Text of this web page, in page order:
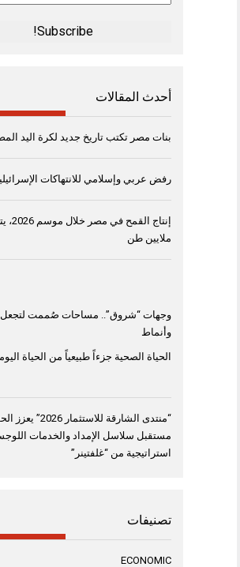
Address
أحدث المقالات
بنات مصر تكتب تاريخ جديد لكرة اليد
رفض عربي وإسلامي للانتهاكات
ملايين طن
وجهات “شروق”.. مساحات صُممت لتجعل
وأنماط
الحياة الصحية جزءاً طبيعياً من الحياة
“منتدى الشارقة
مستقبل سلاسل الإمداد والخدمات
استراتيجية من “غلفتينر”
تصنيفات
ECONOMIC